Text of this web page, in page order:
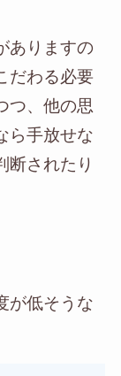
ありますの
だわる必要
つ、他の思
ら手放せな
断されたり
が低そうな